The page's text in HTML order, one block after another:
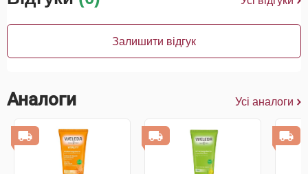
Залишити відгук
Аналоги Усі аналоги